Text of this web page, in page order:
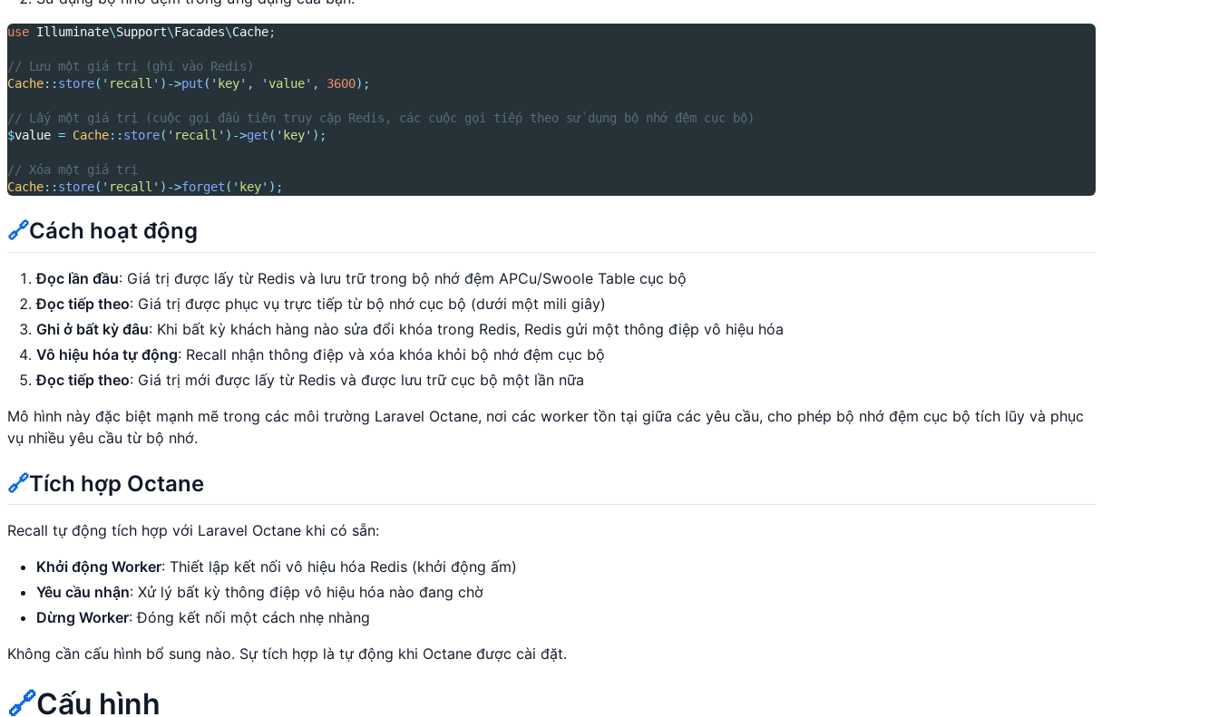
use Illuminate\Support\Facades\Cache;
// Lưu một giá trị (ghi vào Redis)
Cache:: store( ' recall ' )->put ( ' key' , 'value' , 3600);
// Lấy một giá trị (cuộc gọi đầu tiên truy cập Redis, các cuộc gọi tiếp theo sử dụng bộ nhớ đệm cục bộ)
$value = Cache:: store( ' recall ' )->get ( ' key' );
// Xóa một giá trị
Cache:: store( ' recall ' )->forget ( ' key' );
🔗Cách hoạt động
Đọc lần đầu: Giá trị được lấy từ Redis và lưu trữ trong bộ nhớ đệm APCu/Swoole Table cục bộ
Đọc tiếp theo: Giá trị được phục vụ trực tiếp từ bộ nhớ cục bộ (dưới một mili giây)
Ghi ở bất kỳ đâu: Khi bất kỳ khách hàng nào sửa đổi khóa trong Redis, Redis gửi một thông điệp vô hiệu hóa
Vô hiệu hóa tự động: Recall nhận thông điệp và xóa khóa khỏi bộ nhớ đệm cục bộ
Đọc tiếp theo: Giá trị mới được lấy từ Redis và được lưu trữ cục bộ một lần nữa
Mô hình này đặc biệt mạnh mẽ trong các môi trường Laravel Octane, nơi các worker tồn tại giữa các yêu cầu, cho phép bộ nhớ đệm cục bộ tích lũy và phục
vụ nhiều yêu cầu từ bộ nhớ.
🔗Tích hợp Octane
Recall tự động tích hợp với Laravel Octane khi có sẵn:
Khởi động Worker: Thiết lập kết nối vô hiệu hóa Redis (khởi động ấm)
Yêu cầu nhận: Xử lý bất kỳ thông điệp vô hiệu hóa nào đang chờ
Dừng Worker: Đóng kết nối một cách nhẹ nhàng
Không cần cấu hình bổ sung nào. Sự tích hợp là tự động khi Octane được cài đặt.
🔗Cấu hình